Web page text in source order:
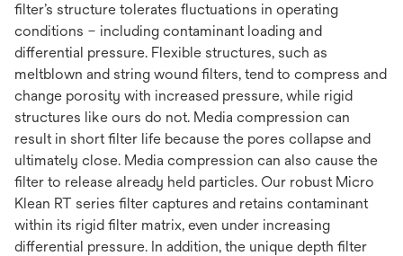
filter’s structure tolerates fluctuations in operating
conditions – including contaminant loading and
differential pressure. Flexible structures, such as
meltblown and string wound filters, tend to compress and
change porosity with increased pressure, while rigid
structures like ours do not. Media compression can
result in short filter life because the pores collapse and
ultimately close. Media compression can also cause the
filter to release already held particles. Our robust Micro
Klean RT series filter captures and retains contaminant
within its rigid filter matrix, even under increasing
differential pressure. In addition, the unique depth filter